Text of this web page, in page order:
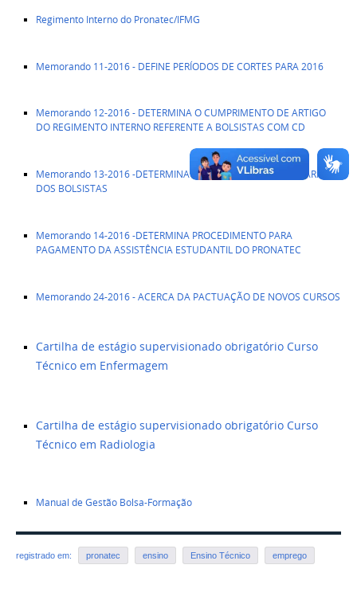
Regimento Interno do Pronatec/IFMG
Memorando 11-2016 - DEFINE PERÍODOS DE CORTES PARA 2016
Memorando 12-2016 - DETERMINA O CUMPRIMENTO DE ARTIGO
DO REGIMENTO INTERNO REFERENTE A BOLSISTAS COM CD
Memorando 13-2016 -DETERMINA A PUBLICAÇÃO DOS HORÁRIOS
DOS BOLSISTAS
Memorando 14-2016 -DETERMINA PROCEDIMENTO PARA
PAGAMENTO DA ASSISTÊNCIA ESTUDANTIL DO PRONATEC
Memorando 24-2016 - ACERCA DA PACTUAÇÃO DE NOVOS CURSOS
Cartilha de estágio supervisionado obrigatório Curso
Técnico em Enfermagem
Cartilha de estágio supervisionado obrigatório Curso
Técnico em Radiologia
Manual de Gestão Bolsa-Formação
registrado em: pronatec ensino Ensino Técnico emprego